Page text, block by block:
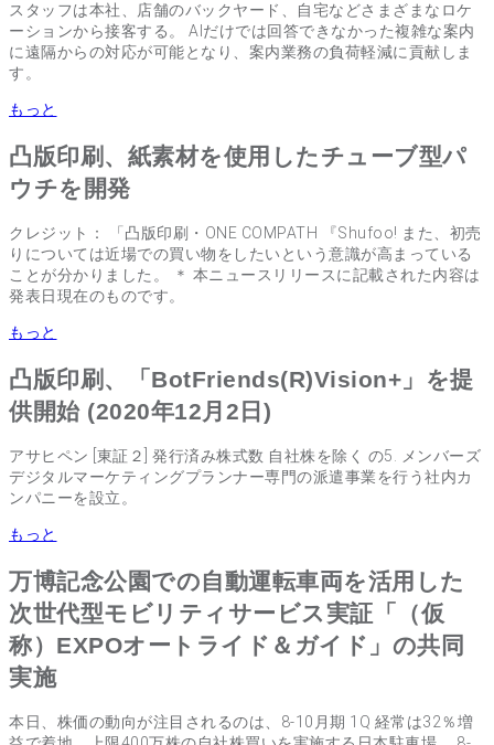
スタッフは本社、店舗のバックヤード、自宅などさまざまなロケ
ーションから接客する。 AIだけでは回答できなかった複雑な案内
に遠隔からの対応が可能となり、案内業務の負荷軽減に貢献しま
す。
もっと
凸版印刷、紙素材を使用したチューブ型パ
ウチを開発
クレジット： 「凸版印刷・ONE COMPATH 『Shufoo! また、初売
りについては近場での買い物をしたいという意識が高まっている
ことが分かりました。 ＊ 本ニュースリリースに記載された内容は
発表日現在のものです。
もっと
凸版印刷、「BotFriends(R)Vision+」を提
供開始 (2020年12月2日)
アサヒペン [東証２] 発行済み株式数 自社株を除く の5. メンバーズ
デジタルマーケティングプランナー専門の派遣事業を行う社内カ
ンパニーを設立。
もっと
万博記念公園での自動運転車両を活用した
次世代型モビリティサービス実証「（仮
称）EXPOオートライド＆ガイド」の共同
実施
本日、株価の動向が注目されるのは、8-10月期 1Q 経常は32％増